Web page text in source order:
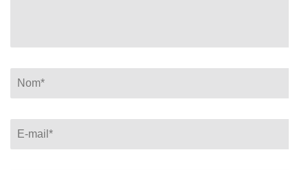
Name
Email*